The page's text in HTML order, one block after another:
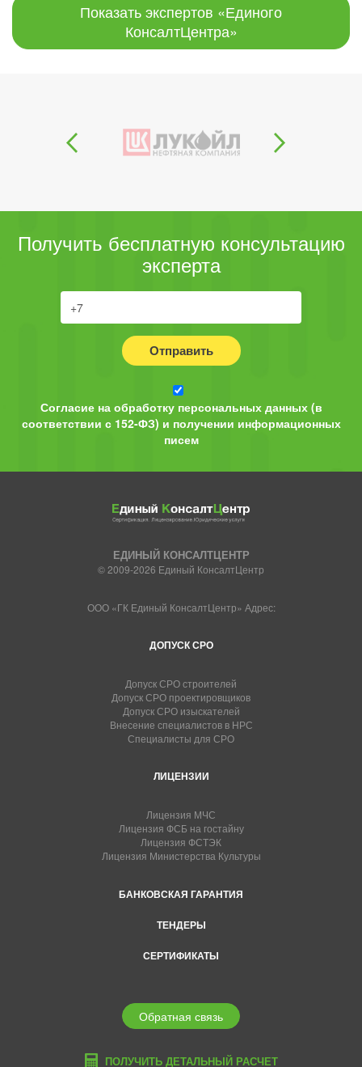
Показать экспертов «Единого
КонсалтЦентра»
Получить бесплатную консультацию
эксперта
Отправить
Согласие на обработку персональных данных (в
соответствии с 152-ФЗ) и получении информационных
писем
ЕДИНЫЙ КОНСАЛТЦЕНТР
© 2009-2026 Единый КонсалтЦентр
ООО «ГК Единый КонсалтЦентр» Адрес:
ДОПУСК СРО
Допуск СРО строителей
Допуск СРО проектировщиков
Допуск СРО изыскателей
Внесение специалистов в НРС
Специалисты для СРО
ЛИЦЕНЗИИ
Лицензия МЧС
Лицензия ФСБ на гостайну
Лицензия ФСТЭК
Лицензия Министерства Культуры
БАНКОВСКАЯ ГАРАНТИЯ
ТЕНДЕРЫ
СЕРТИФИКАТЫ
Обратная связь
ПОЛУЧИТЬ ДЕТАЛЬНЫЙ РАСЧЕТ